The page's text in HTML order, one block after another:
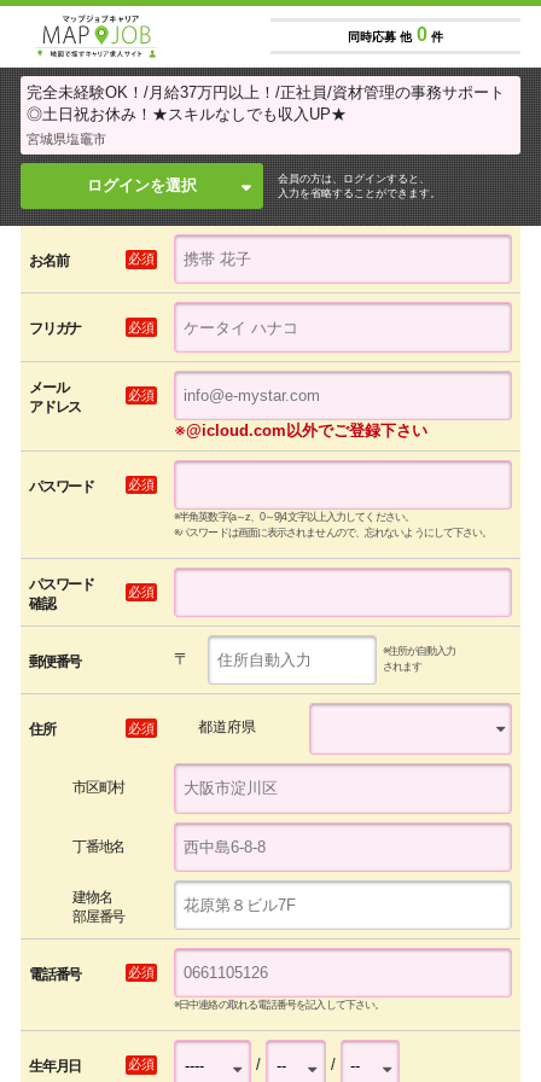
同時応募 他 0 件
完全未経験OK！/月給37万円以上！/正社員/資材管理の事務サポート
◎土日祝お休み！★スキルなしでも収入UP★
宮城県塩竈市
ログインを選択
会員の方は、ログインすると、
入力を省略することができます。
お名前 必須
フリガナ 必須
メール
アドレス
必須
※@icloud.com以外でご登録下さい
パスワード 必須
※半角英数字(a～z、0～9)4文字以上入力してください。
※パスワードは画面に表示されませんので、忘れないようにして下さい。
パスワード
確認
必須
郵便番号 〒
※住所が自動入力
されます
住所 必須 都道府県
市区町村
丁番地名
建物名
部屋番号
電話番号 必須
※日中連絡の取れる電話番号を記入して下さい。
生年月日 必須 / /